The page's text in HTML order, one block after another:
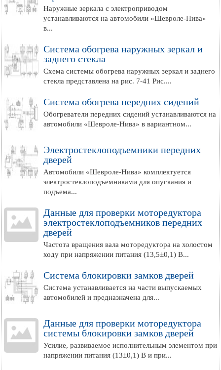
Наружные зеркала с электроприводом
устанавливаются на автомобили «Шевроле-Нива»
в...
Система обогрева наружных зеркал и
заднего стекла
Схема системы обогрева наружных зеркал и заднего
стекла представлена на рис. 7-41 Рис....
Система обогрева передних сидений
Обогреватели передних сидений устанавливаются на
автомобили «Шевроле-Нива» в вариантном...
Электростеклоподъемники передних
дверей
Автомобили «Шевроле-Нива» комплектуется
электростеклоподъемниками для опускания и
подъема...
Данные для проверки моторедуктора
электростеклоподъемников передних
дверей
Частота вращения вала моторедуктора на холостом
ходу при напряжении питания (13,5±0,1) В...
Система блокировки замков дверей
Система устанавливается на части выпускаемых
автомобилей и предназначена для...
Данные для проверки моторедуктора
системы блокировки замков дверей
Усилие, развиваемое исполнительным элементом при
напряжении питания (13±0,1) В и при...